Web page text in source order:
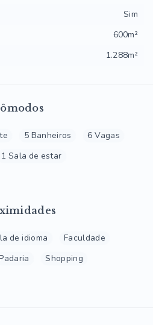
5 Banheiros
6 Vagas
1 Sala de estar
de idioma
Faculdade
Shopping
Sim
600m²
1.288m²